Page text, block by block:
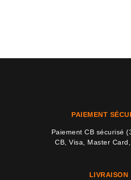
PAIEMENT
Paiement CB sécurisé
CB, Visa, Master
LIVRAISON